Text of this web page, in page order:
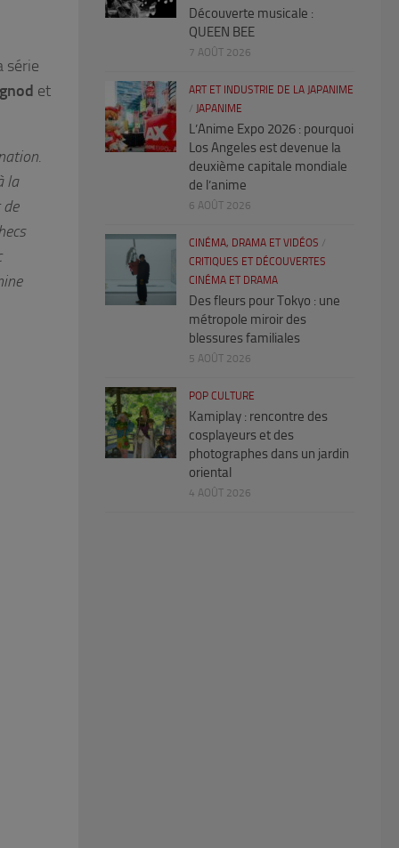
série
et
la
Découverte musicale :
QUEEN BEE
7 AOÛT 2026
ART ET INDUSTRIE DE LA JAPANIME
/ JAPANIME
L’Anime Expo 2026 : pourquoi
Los Angeles est devenue la
deuxième capitale mondiale
de l’anime
6 AOÛT 2026
CINÉMA, DRAMA ET VIDÉOS /
CRITIQUES ET DÉCOUVERTES
CINÉMA ET DRAMA
Des fleurs pour Tokyo : une
métropole miroir des
blessures familiales
5 AOÛT 2026
POP CULTURE
Kamiplay : rencontre des
cosplayeurs et des
photographes dans un jardin
oriental
4 AOÛT 2026